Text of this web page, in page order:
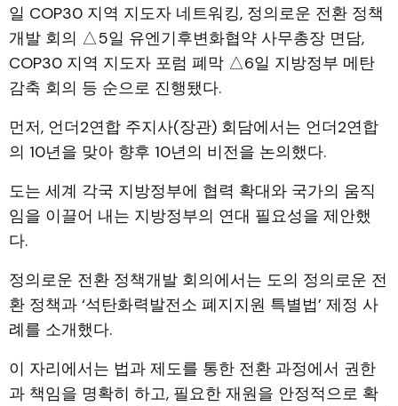
일 COP30 지역 지도자 네트워킹, 정의로운 전환 정책
개발 회의 △5일 유엔기후변화협약 사무총장 면담,
COP30 지역 지도자 포럼 폐막 △6일 지방정부 메탄
감축 회의 등 순으로 진행됐다.
먼저, 언더2연합 주지사(장관) 회담에서는 언더2연합
의 10년을 맞아 향후 10년의 비전을 논의했다.
도는 세계 각국 지방정부에 협력 확대와 국가의 움직
임을 이끌어 내는 지방정부의 연대 필요성을 제안했
다.
정의로운 전환 정책개발 회의에서는 도의 정의로운 전
환 정책과 ‘석탄화력발전소 폐지지원 특별법’ 제정 사
례를 소개했다.
이 자리에서는 법과 제도를 통한 전환 과정에서 권한
과 책임을 명확히 하고, 필요한 재원을 안정적으로 확